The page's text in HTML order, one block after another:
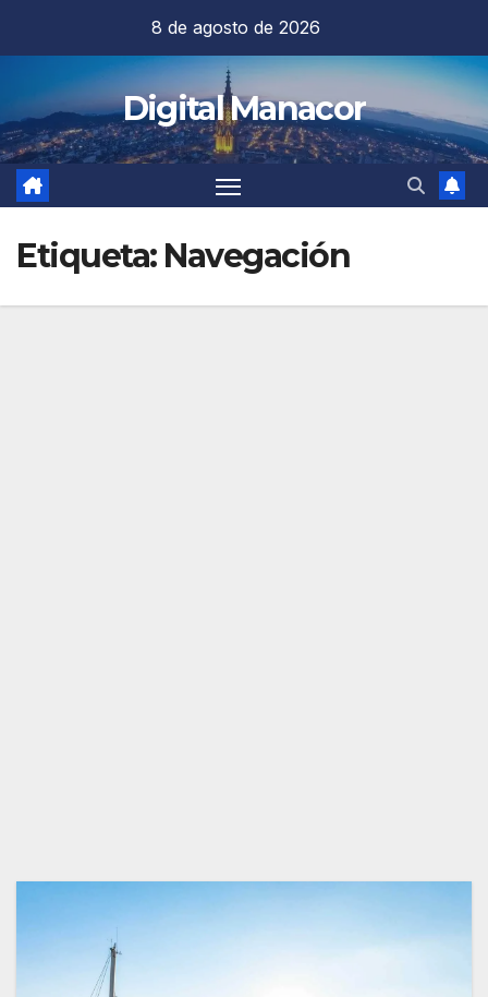
contenido
8 de agosto de 2026
Digital Manacor
Etiqueta: Navegación